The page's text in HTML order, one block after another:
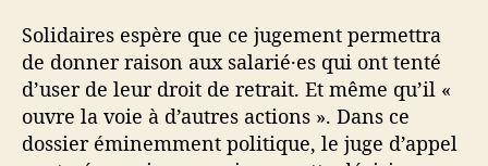
Solidaires espère que ce jugement permettra
de donner raison aux salarié·es qui ont tenté
d’user de leur droit de retrait. Et même qu’il «
ouvre la voie à d’autres actions ». Dans ce
dossier éminemment politique, le juge d’appel